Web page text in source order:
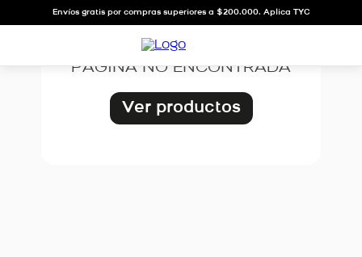
Envíos gratis por compras superiores a $200.000. Aplica TYC
OOPS!
PÁGINA NO ENCONTRADA
Ver productos